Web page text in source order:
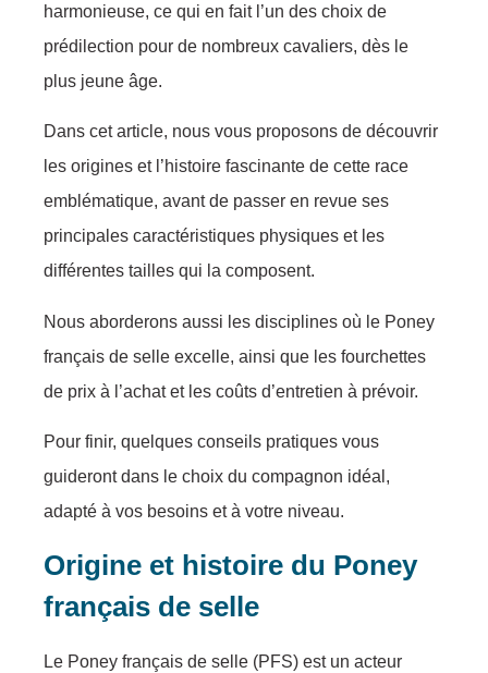
harmonieuse, ce qui en fait l’un des choix de
prédilection pour de nombreux cavaliers, dès le
plus jeune âge.
Dans cet article, nous vous proposons de découvrir
les origines et l’histoire fascinante de cette race
emblématique, avant de passer en revue ses
principales caractéristiques physiques et les
différentes tailles qui la composent.
Nous aborderons aussi les disciplines où le Poney
français de selle excelle, ainsi que les fourchettes
de prix à l’achat et les coûts d’entretien à prévoir.
Pour finir, quelques conseils pratiques vous
guideront dans le choix du compagnon idéal,
adapté à vos besoins et à votre niveau.
Origine et histoire du Poney
français de selle
Le Poney français de selle (PFS) est un acteur